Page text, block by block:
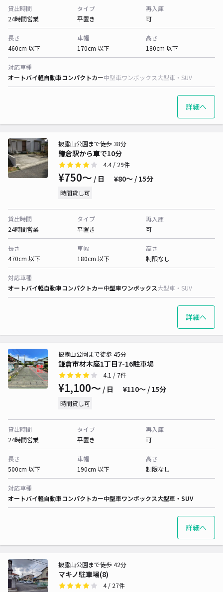
貸出時間
24時間営業
タイプ
平置き
再入庫
可
長さ
460cm 以下
車幅
170cm 以下
高さ
180cm 以下
対応車種
オートバイ軽自動車コンパクトカー中型車ワンボックス大型車・SUV
詳細へ
鎌倉駅から車で10分
披露山公園まで徒歩 38分
4.4/ 29件
¥750〜 / 日 ¥80〜 / 15分
時間貸し可
貸出時間
24時間営業
タイプ
平置き
再入庫
可
長さ
470cm 以下
車幅
180cm 以下
高さ
制限なし
対応車種
オートバイ軽自動車コンパクトカー中型車ワンボックス大型車・SUV
詳細へ
鎌倉市材木座1丁目7-16駐車場
披露山公園まで徒歩 45分
4.1 / 7件
¥1,100〜 / 日 ¥110〜 / 15分
時間貸し可
貸出時間
24時間営業
タイプ
平置き
再入庫
可
長さ
500cm 以下
車幅
190cm 以下
高さ
制限なし
対応車種
オートバイ軽自動車コンパクトカー中型車ワンボックス大型車・SUV
詳細へ
マキノ駐車場(8)
披露山公園まで徒歩 42分
4/ 27件